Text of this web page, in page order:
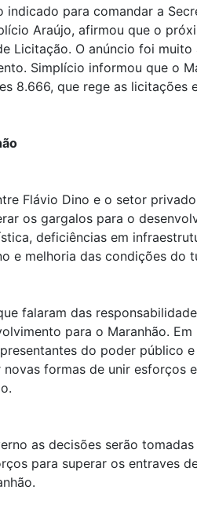
indicado para comandar a
Araújo, afirmou que o
Licitação. O anúncio foi
Simplício informou que o
8.666, que rege as licitações
Flávio Dino e o setor privado
os gargalos para o
deficiências em
e melhoria das condições do
falaram das
para o Maranhão.
do poder público
formas de unir esforços
as decisões serão tomadas
para superar os entraves